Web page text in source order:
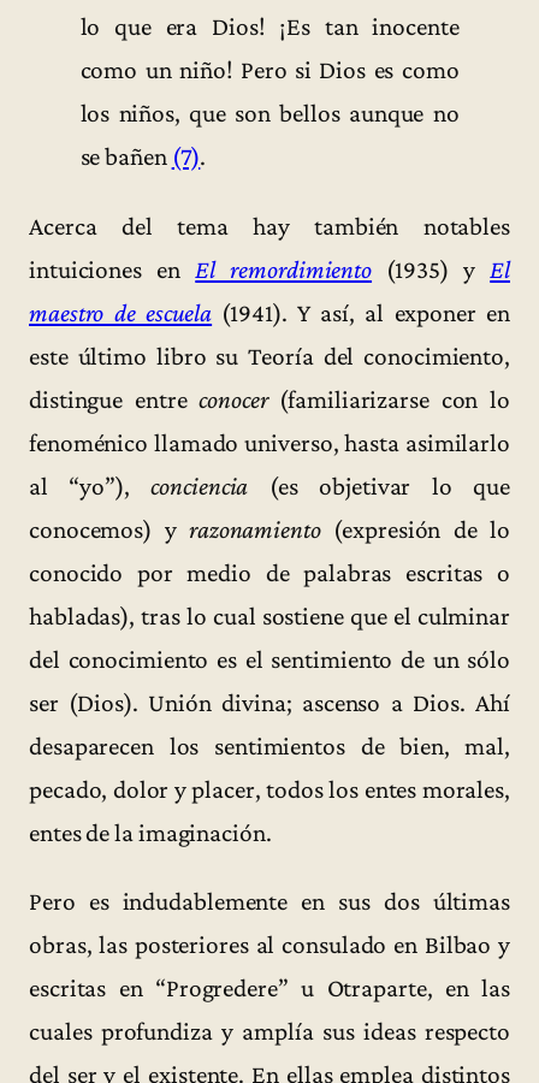
lo que era Dios! ¡Es tan inocente
como un niño! Pero si Dios es como
los niños, que son bellos aunque no
se bañen (7).
Acerca del tema hay también notables
intuiciones en El remordimiento (1935) y El
maestro de escuela (1941). Y así, al exponer en
este último libro su Teoría del conocimiento,
distingue entreconocer(familiarizarse con lo
fenoménico llamado universo, hasta asimilarlo
al “yo”),conciencia (es objetivar lo que
conocemos) y razonamiento(expresión de lo
conocido por medio de palabras escritas o
habladas), tras lo cual sostiene que el culminar
del conocimiento es el sentimiento de un sólo
ser (Dios). Unión divina; ascenso a Dios. Ahí
desaparecen los sentimientos de bien, mal,
pecado, dolor y placer, todos los entes morales,
entes de la imaginación.
Pero es indudablemente en sus dos últimas
obras, las posteriores al consulado en Bilbao y
escritas en “Progredere” u Otraparte, en las
cuales profundiza y amplía sus ideas respecto
del ser y el existente. En ellas emplea distintos